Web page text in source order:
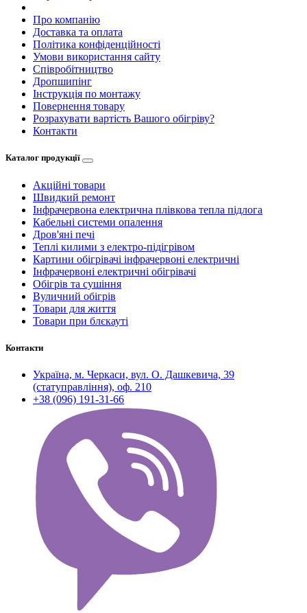
Про компанію
Доставка та оплата
Політика конфіденційності
Умови використання сайту
Співробітництво
Дропшипінг
Інструкція по монтажу
Повернення товару
Розрахувати вартість Вашого обігріву?
Контакти
Каталог продукції
Акційні товари
Швидкий ремонт
Інфрачервона електрична плівкова тепла підлога
Кабельні системи опалення
Дров'яні печі
Теплі килими з електро-підігрівом
Картини обігрівачі інфрачервоні електричні
Інфрачервоні електричні обігрівачі
Обігрів та сушіння
Вуличний обігрів
Товари для життя
Товари при блєкауті
Контакти
Україна, м. Черкаси, вул. О. Дашкевича, 39
(статуправління), оф. 210
+38 (096) 191-31-66